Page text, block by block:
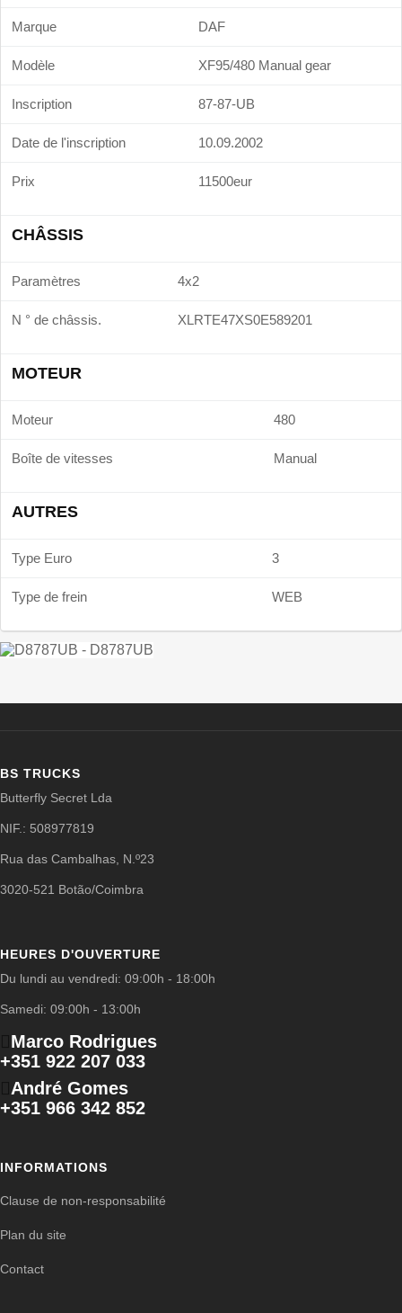
Marque DAF
Modèle XF95/480 Manual gear
Inscription 87-87-UB
Date de l'inscription 10.09.2002
Prix 11500eur
CHÂSSIS
Paramètres 4x2
N ° de châssis. XLRTE47XS0E589201
MOTEUR
Moteur 480
Boîte de vitesses Manual
AUTRES
Type Euro 3
Type de frein WEB
BS TRUCKS
Butterfly Secret Lda
NIF.: 508977819
Rua das Cambalhas, N.º23
3020-521 Botão/Coimbra
HEURES D'OUVERTURE
Du lundi au vendredi: 09:00h - 18:00h
Samedi: 09:00h - 13:00h
Marco Rodrigues
+351 922 207 033
André Gomes
+351 966 342 852
INFORMATIONS
Clause de non-responsabilité
Plan du site
Contact